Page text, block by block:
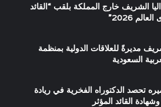
الشريف خارج المملكة بلقب “القائد
2026”
مديرةً للعلاقات الدولية بمنظمة
تحصد الدكتوراه الفخرية في ريادة
القائد المؤثر